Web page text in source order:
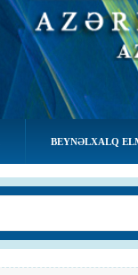
BEYNƏLXALQ